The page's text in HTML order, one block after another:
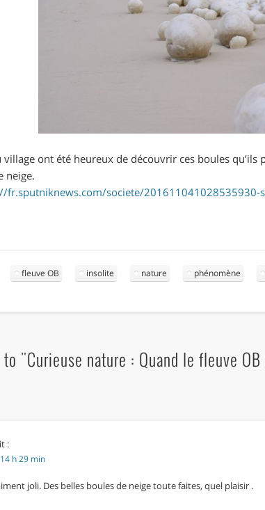
village ont été heureux de découvrir ces boules
neige.
fr.sputniknews.com/societe/201611041028535930-
fleuve OB insolite nature phénomène
to "Curieuse nature : Quand le fleuve
:
h 29 min
joli. Des belles boules de neige toute faites, quel plaisir .